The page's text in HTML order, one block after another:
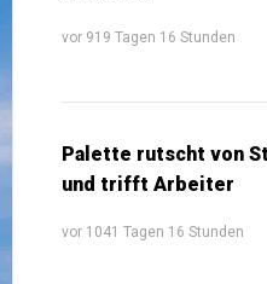
vor 919 Tagen 16 Stunden
Palette rutscht von
und trifft Arbeiter
vor 1041 Tagen 16 Stunden